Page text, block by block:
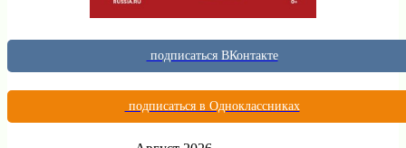
подписаться ВКонтакте
подписаться в Одноклассниках